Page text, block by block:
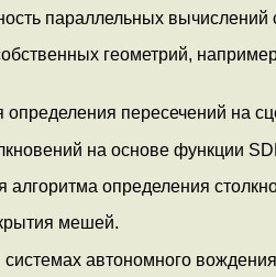
параллельных вычислений
геометрий,
пересечений на
на основе функции
определения
мешей.
автономного